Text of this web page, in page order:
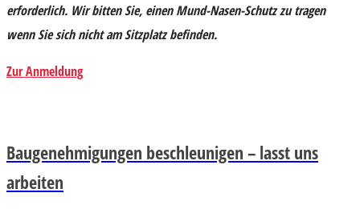
erforderlich. Wir bitten Sie, einen Mund-Nasen-Schutz zu tragen
wenn Sie sich nicht am Sitzplatz befinden.
Zur Anmeldung
Baugenehmigungen beschleunigen – lasst uns
arbeiten